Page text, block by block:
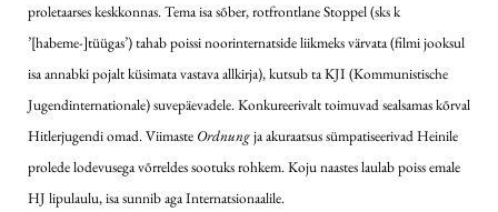
proletaarses keskkonnas. Tema isa sõber, rotfrontlane Stoppel (sks k
’[habeme-]tüügas’) tahab poissi noorinternatside liikmeks värvata (filmi jooksul
isa annabki pojalt küsimata vastava allkirja), kutsub ta KJI (Kommunistische
Jugend­internationale) suvepäevadele. Konkureerivalt toimuvad sealsamas kõrval
Hitlerjugendi omad. Viimaste Ordnungja akuraatsus sümpatiseerivad Heinile
prolede lodevusega võrreldes sootuks rohkem. Koju naastes laulab poiss emale
HJ lipulaulu, isa sunnib aga Internatsionaalile.